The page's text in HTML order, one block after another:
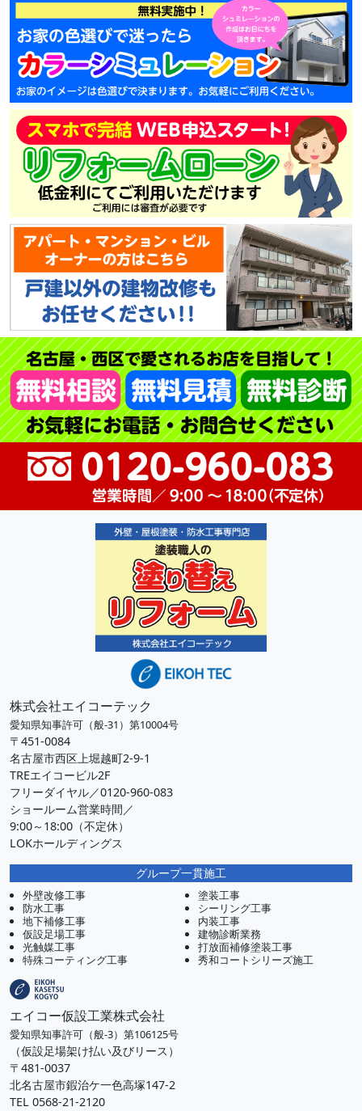
株式会社エイコーテック
愛知県知事許可（般-31）第10004号
〒451-0084
名古屋市西区上堀越町2-9-1
TREエイコービル2F
フリーダイヤル／0120-960-083
ショールーム営業時間／
9:00～18:00（不定休）
LOKホールディングス
グループ一貫施工
外壁改修工事
塗装工事
防水工事
シーリング工事
地下補修工事
内装工事
仮設足場工事
建物診断業務
光触媒工事
打放面補修塗装工事
特殊コーティング工事
秀和コートシリーズ施工
エイコー仮設工業株式会社
愛知県知事許可（般-3）第106125号
（仮設足場架け払い及びリース）
〒481-0037
北名古屋市鍜治ケ一色高塚147-2
TEL 0568-21-2120